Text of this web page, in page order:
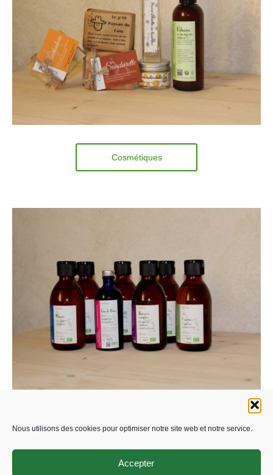
Nous utilisons des cookies pour optimiser notre site web et notre service.
Accepter
Cosmétiques
Hydrolats